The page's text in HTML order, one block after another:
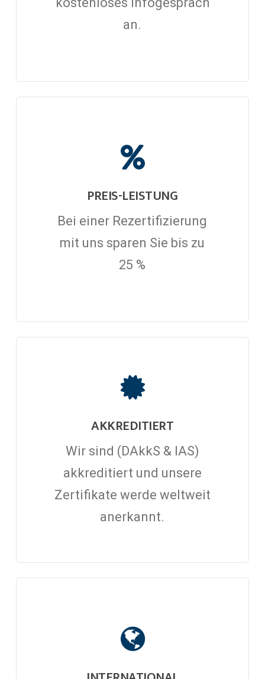
an.
PREIS-LEISTUNG
Bei einer Rezertifizierung
mit uns sparen Sie bis zu
25 %
AKKREDITIERT
Wir sind (DAkkS & IAS)
akkreditiert und unsere
Zertifikate werde weltweit
anerkannt.